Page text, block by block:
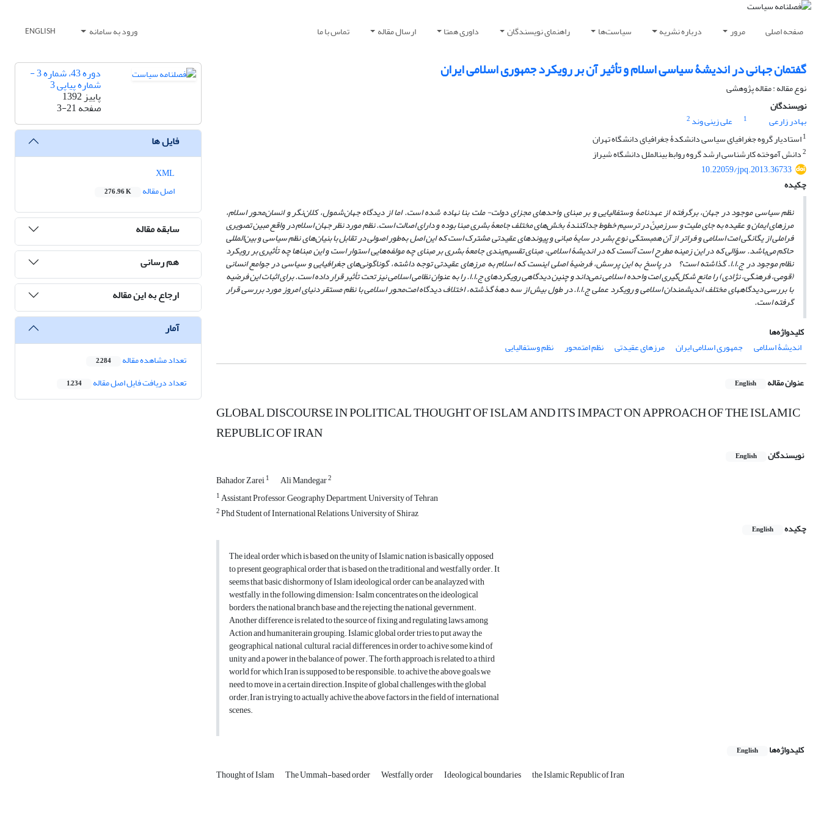
صفحه اصلی مرور درباره نشریه سیاست‌ها راهنمای نویسندگان داوری همتا ارسال مقاله تماس با ما ورود به سامانه ENGLISH
گفتمان جهانی در اندیشۀ سیاسی اسلام و تأثیر آن بر رویکرد جمهوری اسلامی ایران
نوع مقاله : مقاله پژوهشی
نویسندگان
بهادر زارعی
1 علی زینی وند 2
1استادیار گروه جغرافیای سیاسی دانشکدۀ جغرافیای دانشگاه تهران
2دانش آموخته کارشناسی ارشد گروه روابط بینالملل دانشگاه شیراز
10.22059/jpq.2013.36733
چکیده
نظم سیاسی موجود در جهان، برگرفته از عهدنامۀ وستفالیایی و بر مبنای واحدهای مجزای دولت- ملت بنا نهاده شده است. اما از دیدگاه جهانشمول، کلاننگر و انسانمحور اسلام،
مرزهای ایمان و عقیده به جای ملیت و سرزمیندر ترسیم خطوط جداکنندۀ بخشهای مختلف جامعۀ بشری مبنا بوده و دارای اصالت است. نظم مورد نظر جهان اسلام در واقع مبین تصویری
فراملی از یگانگی امت اسلامی و فراتر از آن همبستگی نوع بشر در سایۀ مبانی و پیوندهای عقیدتی مشترک است که این اصل بهطور اصولی در تقابل با بنیانهای نظم سیاسی و بینالمللی
حاکم میباشد. سؤالی که در این زمینه مطرح است آنست که در اندیشۀ اسلامی، مبنای تقسیمبندی جامعۀ بشری بر مبنای چه مولفههایی استوار است و این مبناها چه تأثیری بر رویکرد
نظام موجود در ج.ا.ا. گذاشته است؟ در پاسخ به این پرسش، فرضیۀ اصلی اینست که اسلام به مرزهای عقیدتی توجه داشته، گوناگونیهای جغرافیایی و سیاسی در جوامع انسانی
(قومی، فرهنگی، نژادی) را مانع شکلگیری امت واحده اسلامی نمیداند و چنین دیدگاهی رویکردهای ج.ا.ا. را به عنوان نظامی اسلامی نیز تحت تأثیر قرار داده است. برای اثبات این فرضیه
با بررسی دیدگاه­های مختلف اندیشمندان اسلامی و رویکرد عملی ج.ا.ا. در طول بیش از سه دهۀ گذشته، اختلاف دیدگاه امتمحور اسلامی با نظم مستقر دنیای امروز مورد بررسی قرار
گرفته است.
کلیدواژه‌ها
اندیشۀ اسلامی
جمهوری اسلامی ایران مرزهای عقیدتی نظم امتمحور نظم وستفالیایی
عنوان مقاله English
GLOBAL DISCOURSE IN POLITICAL THOUGHT OF ISLAM AND ITS IMPACT ON APPROACH OF THE ISLAMIC
REPUBLIC OF IRAN
نویسندگان English
Bahador Zarei1 Ali Mandegar2
1Assistant Professor, Geography Department, University of Tehran
2Phd Student of International Relations, University of Shiraz
چکیده
English
The ideal order which is based on the unity of Islamic nation is basically opposed
to present geographical order that is based on the traditional and westfally order. It
seems that basic dishormony of Islam ideological order can be analayzed with
westfally, in the following dimension: Isalm concentrates on the ideological
borders, the national branch base and the rejecting the national gevernment.
Another difference is related to the source of fixing and regulating laws among
Action and humaniterain grouping. Islamic global order tries to put away the
geographical, national, cultural, racial differences in order to achive some kind of
unity and a power in the balance of power. The forth approach is related to a third
world for which Iran is supposed to be responsible. to achive the above goals we
need to move in a certain direction.Inspite of global challenges with the global
order; Iran is trying to actually achive the above factors in the field of international
scenes.
کلیدواژه‌ها English
Thought of Islam The Ummah-based order Westfally order Ideological boundaries the Islamic Republic of Iran
دوره 43، شماره 3 -
شماره پیاپی 3
پاییز 1392
صفحه3-21
فایل ها
اصل مقاله
276.96 K
سابقه مقاله
هم رسانی
ارجاع به این مقاله
آمار
تعداد مشاهده مقاله 2,284
تعداد دریافت فایل اصل مقاله 1,234